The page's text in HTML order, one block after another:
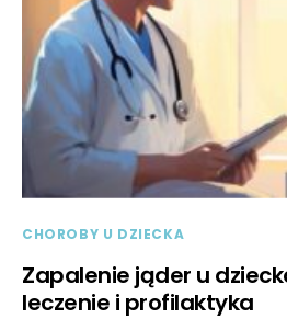
CHOROBY U DZIECKA
Zapalenie jąder u
leczenie i profilaktyka